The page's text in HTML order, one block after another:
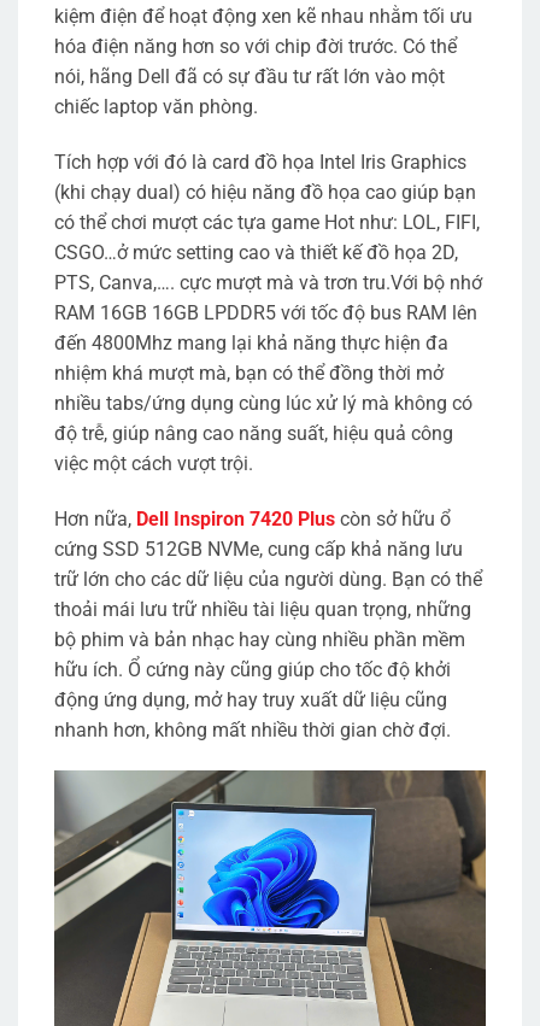
kiệm điện để hoạt động xen kẽ nhau nhằm tối ưu
hóa điện năng hơn so với chip đời trước. Có thể
nói, hãng Dell đã có sự đầu tư rất lớn vào một
chiếc laptop văn phòng.
Tích hợp với đó là card đồ họa Intel Iris Graphics
(khi chạy dual) có hiệu năng đồ họa cao giúp bạn
có thể chơi mượt các tựa game Hot như: LOL, FIFI,
CSGO…ở mức setting cao và thiết kế đồ họa 2D,
PTS, Canva,…. cực mượt mà và trơn tru.Với bộ nhớ
RAM 16GB 16GB LPDDR5 với tốc độ bus RAM lên
đến 4800Mhz mang lại khả năng thực hiện đa
nhiệm khá mượt mà, bạn có thể đồng thời mở
nhiều tabs/ứng dụng cùng lúc xử lý mà không có
độ trễ, giúp nâng cao năng suất, hiệu quả công
việc một cách vượt trội.
Hơn nữa, Dell Inspiron 7420 Plus còn sở hữu ổ
cứng SSD 512GB NVMe, cung cấp khả năng lưu
trữ lớn cho các dữ liệu của người dùng. Bạn có thể
thoải mái lưu trữ nhiều tài liệu quan trọng, những
bộ phim và bản nhạc hay cùng nhiều phần mềm
hữu ích. Ổ cứng này cũng giúp cho tốc độ khởi
động ứng dụng, mở hay truy xuất dữ liệu cũng
nhanh hơn, không mất nhiều thời gian chờ đợi.